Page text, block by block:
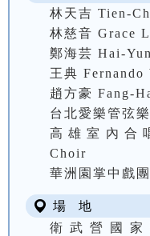
林天吉 Tien-
林慈音 Grace
鄭海芸 Hai-
王典 Fernando
趙方豪 Fang-
台北愛樂管弦
高雄室內合
Choir
華洲園掌中戲團
場 地
衛武營國